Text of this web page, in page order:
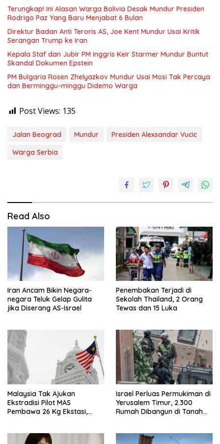
Terungkap! Ini Alasan Warga Bolivia Desak Mundur Presiden
Rodrigo Paz Yang Baru Menjabat 6 Bulan
Direktur Badan Anti Teroris AS, Joe Kent Mundur Usai Kritik
Serangan Trump ke Iran
Kepala Staf dan Jubir PM Inggris Keir Starmer Mundur Buntut
Skandal Dokumen Epstein
PM Bulgaria Rosen Zhelyazkov Mundur Usai Mosi Tak Percaya
dan Berminggu-minggu Didemo Warga
Post Views: 135
Jalan Beograd Mundur
Presiden Alexsandar Vucic
Warga Serbia
Read Also
Iran Ancam Bikin Negara-
negara Teluk Gelap Gulita
jika Diserang AS-Israel
Penembakan Terjadi di
Sekolah Thailand, 2 Orang
Tewas dan 15 Luka
Malaysia Tak Ajukan
Ekstradisi Pilot MAS
Pembawa 26 Kg Ekstasi,
Israel Perluas Permukiman di
Yerusalem Timur, 2.300
Rumah Dibangun di Tanah